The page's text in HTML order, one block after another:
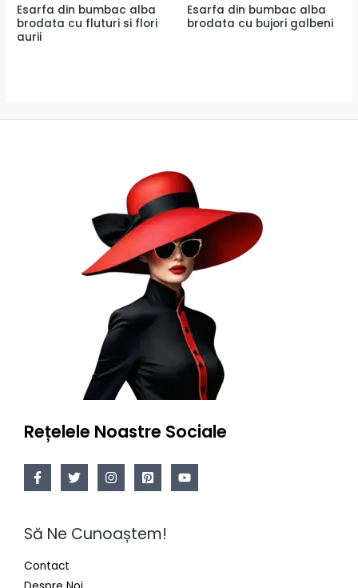
Esarfa din bumbac alba
brodata cu fluturi si flori
aurii
Esarfa din bumbac alba
brodata cu bujori galbeni
Rețelele Noastre Sociale
Să Ne Cunoaștem!
Contact